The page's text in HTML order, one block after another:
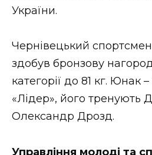
ФОТО
ВІДЕО
України.
Чернівецький
здобув бронзову
категорії до 81 кг. Юнак
«Лідер», його тренують
Олександр Дрозд.
Управління молоді та